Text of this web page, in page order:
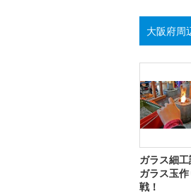
大阪府周
ガラス細
ガラス玉
戦！